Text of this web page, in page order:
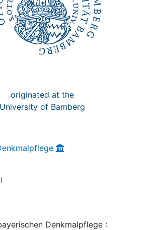
originated at the
University of Bamberg
Denkmalpflege :